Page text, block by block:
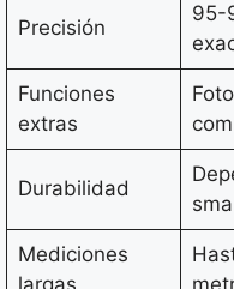
Precisión
95-
Funciones
extras
Durabilidad
Mediciones